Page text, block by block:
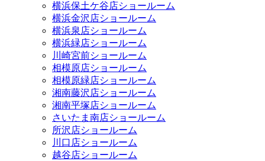
横浜保土ケ谷店ショールーム
横浜金沢店ショールーム
横浜泉店ショールーム
横浜緑店ショールーム
川崎宮前ショールーム
相模原店ショールーム
相模原緑店ショールーム
湘南藤沢店ショールーム
湘南平塚店ショールーム
さいたま南店ショールーム
所沢店ショールーム
川口店ショールーム
越谷店ショールーム